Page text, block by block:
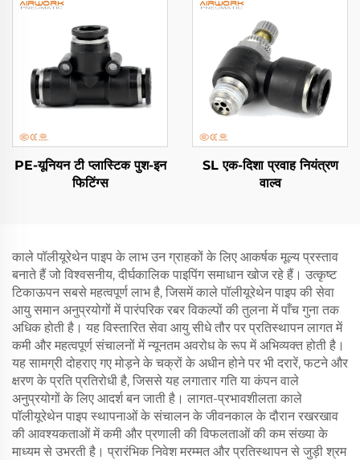
PE-यूनियन टी प्लास्टिक पुश-इन
फिटिंग्स
SL एक-दिशा प्रवाह नियंत्रण
वाल्व
काले पॉलीयूरेथेन पाइप के लाभ उन ग्राहकों के लिए आकर्षक मूल्य प्रस्ताव
बनाते हैं जो विश्वसनीय, दीर्घकालिक पाइपिंग समाधान खोज रहे हैं। उत्कृष्ट
टिकाऊपन सबसे महत्वपूर्ण लाभ है, जिसमें काले पॉलीयूरेथेन पाइप की सेवा
आयु समान अनुप्रयोगों में पारंपरिक रबर विकल्पों की तुलना में पाँच गुना तक
अधिक होती है। यह विस्तारित सेवा आयु सीधे तौर पर प्रतिस्थापन लागत में
कमी और महत्वपूर्ण संचालनों में न्यूनतम अवरोध के रूप में अभिव्यक्त होती है।
यह सामग्री दोहराए गए मोड़ने के चक्रों के अधीन होने पर भी दरारें, फटने और
क्षरण के प्रति प्रतिरोधी है, जिससे यह लगातार गति या कंपन वाले
अनुप्रयोगों के लिए आदर्श बन जाती है। लागत-प्रभावशीलता काले
पॉलीयूरेथेन पाइप स्थापनाओं के संचालन के जीवनकाल के दौरान रखरखाव
की आवश्यकताओं में कमी और प्रणाली की विफलताओं की कम संख्या के
माध्यम से उभरती है। प्रारंभिक निवेश मरम्मत और प्रतिस्थापन से जुड़ी श्रम